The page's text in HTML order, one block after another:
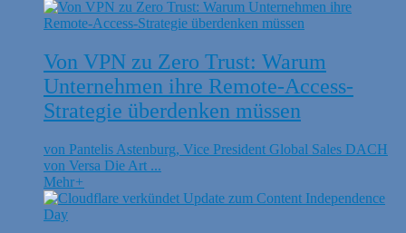
Von VPN zu Zero Trust: Warum
Unternehmen ihre Remote-Access-
Strategie überdenken müssen
von Pantelis Astenburg, Vice President Global Sales DACH
von Versa Die Art ...
Mehr+